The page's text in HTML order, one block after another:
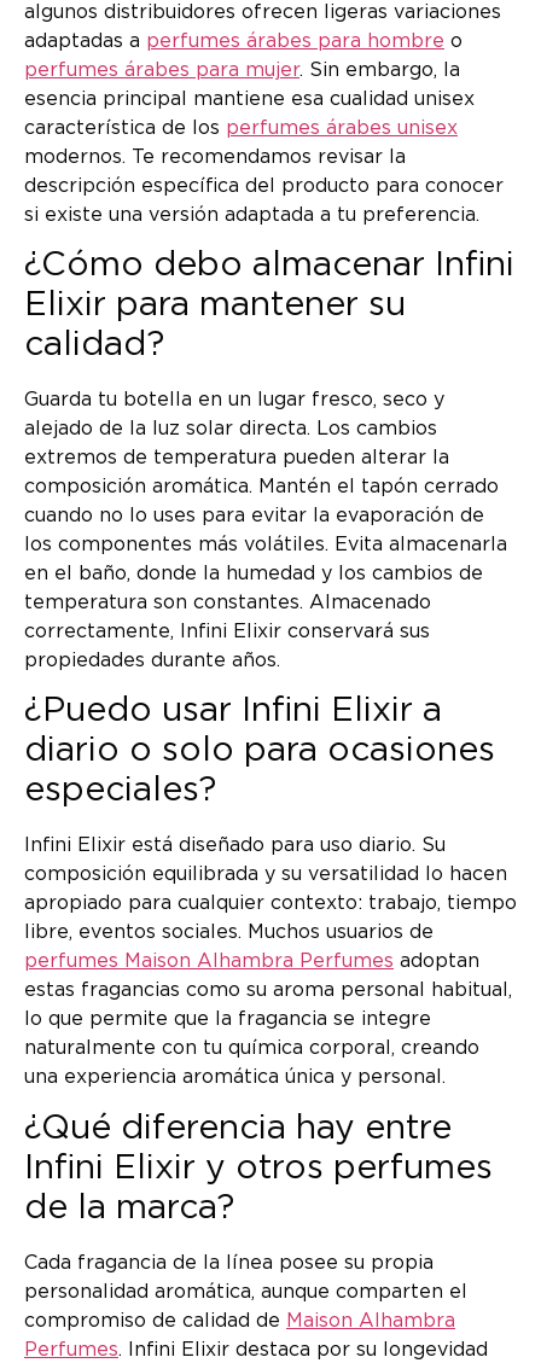
algunos distribuidores ofrecen ligeras variaciones
adaptadas a perfumes árabes para hombre o
perfumes árabes para mujer. Sin embargo, la
esencia principal mantiene esa cualidad unisex
característica de los perfumes árabes unisex
modernos. Te recomendamos revisar la
descripción específica del producto para conocer
si existe una versión adaptada a tu preferencia.
¿Cómo debo almacenar Infini
Elixir para mantener su
calidad?
Guarda tu botella en un lugar fresco, seco y
alejado de la luz solar directa. Los cambios
extremos de temperatura pueden alterar la
composición aromática. Mantén el tapón cerrado
cuando no lo uses para evitar la evaporación de
los componentes más volátiles. Evita almacenarla
en el baño, donde la humedad y los cambios de
temperatura son constantes. Almacenado
correctamente, Infini Elixir conservará sus
propiedades durante años.
¿Puedo usar Infini Elixir a
diario o solo para ocasiones
especiales?
Infini Elixir está diseñado para uso diario. Su
composición equilibrada y su versatilidad lo hacen
apropiado para cualquier contexto: trabajo, tiempo
libre, eventos sociales. Muchos usuarios de
perfumes Maison Alhambra Perfumes adoptan
estas fragancias como su aroma personal habitual,
lo que permite que la fragancia se integre
naturalmente con tu química corporal, creando
una experiencia aromática única y personal.
¿Qué diferencia hay entre
Infini Elixir y otros perfumes
de la marca?
Cada fragancia de la línea posee su propia
personalidad aromática, aunque comparten el
compromiso de calidad de Maison Alhambra
Perfumes. Infini Elixir destaca por su longevidad